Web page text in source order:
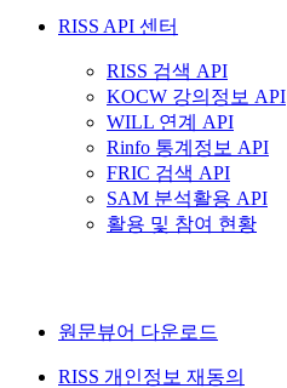
RISS API 센터
RISS 검색 API
KOCW 강의정보 API
WILL 연계 API
Rinfo 통계정보 API
FRIC 검색 API
SAM 분석활용 API
활용 및 참여 현황
원문뷰어 다운로드
RISS 개인정보 재동의